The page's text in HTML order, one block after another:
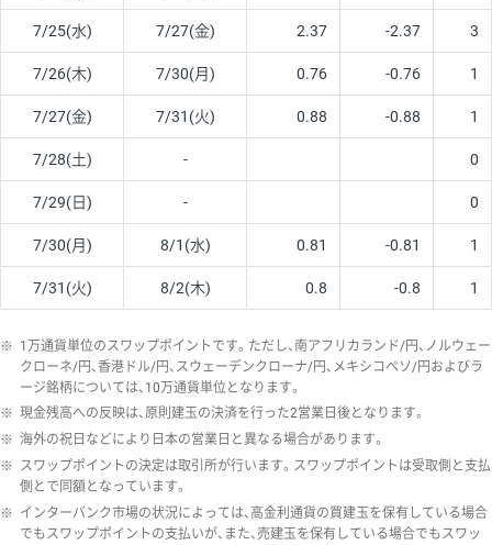
7/25(水) 7/27(金) 2.37 -2.37 3
7/26(木) 7/30(月) 0.76 -0.76 1
7/27(金) 7/31(火) 0.88 -0.88 1
7/28(土) - 0
7/29(日) - 0
7/30(月) 8/1(水) 0.81 -0.81 1
7/31(火) 8/2(木) 0.8 -0.8 1
※ 1万通貨単位のスワップポイントです。ただし、南アフリカランド/円、ノルウェー
クローネ/円、香港ドル/円、スウェーデンクローナ/円、メキシコペソ/円およびラ
ージ銘柄については、10万通貨単位となります。
※ 現金残高への反映は、原則建玉の決済を行った2営業日後となります。
※ 海外の祝日などにより日本の営業日と異なる場合があります。
※ スワップポイントの決定は取引所が行います。スワップポイントは受取側と支払
側とで同額となっています。
※ インターバンク市場の状況によっては、高金利通貨の買建玉を保有している場合
でもスワップポイントの支払いが、また、売建玉を保有している場合でもスワッ